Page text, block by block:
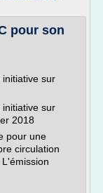
pour son
sur
sur
2018
pour une
circulation